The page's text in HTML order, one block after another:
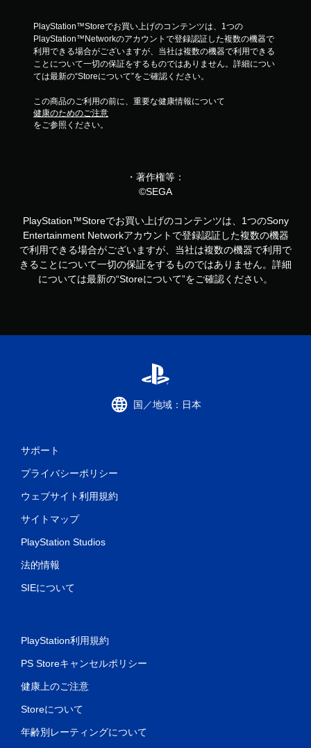
PlayStation™Storeでお買い上げのコンテンツは、1つの
PlayStation™Networkのアカウントで登録認証した複数の機器で
利用できる場合がございますが、当社は複数の機器で利用できる
ことについて一切の保証をするものではありません。詳細につい
ては最新の“Storeについて”をご確認ください。
この商品のご利用の前に、重要な健康情報について
健康のためのご注意
をご参照ください。
・著作権等：
©SEGA
PlayStation™Storeでお買い上げのコンテンツは、1つのSony
Entertainment Networkアカウントで登録認証した複数の機器
で利用できる場合がございますが、当社は複数の機器で利用で
きることについて一切の保証をするものではありません。詳細
については最新の“Storeについて”をご確認ください。
国／地域：日本
サポート
プライバシーポリシー
ウェブサイト利用規約
サイトマップ
PlayStation Studios
法的情報
SIEについて
PlayStation利用規約
PS Storeキャンセルポリシー
健康上のご注意
Storeについて
年齢別レーティングについて